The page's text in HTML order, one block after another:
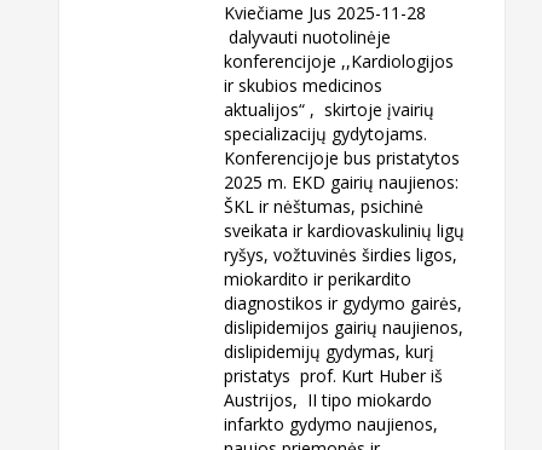
Kviečiame Jus 2025-11-28
dalyvauti nuotolinėje
konferencijoje ,,Kardiologijos
ir skubios medicinos
aktualijos“ , skirtoje įvairių
specializacijų gydytojams.
Konferencijoje bus pristatytos
2025 m. EKD gairių naujienos:
ŠKL ir nėštumas, psichinė
sveikata ir kardiovaskulinių ligų
ryšys, vožtuvinės širdies ligos,
miokardito ir perikardito
diagnostikos ir gydymo gairės,
dislipidemijos gairių naujienos,
dislipidemijų gydymas, kurį
pristatys prof. Kurt Huber iš
Austrijos, II tipo miokardo
infarkto gydymo naujienos,